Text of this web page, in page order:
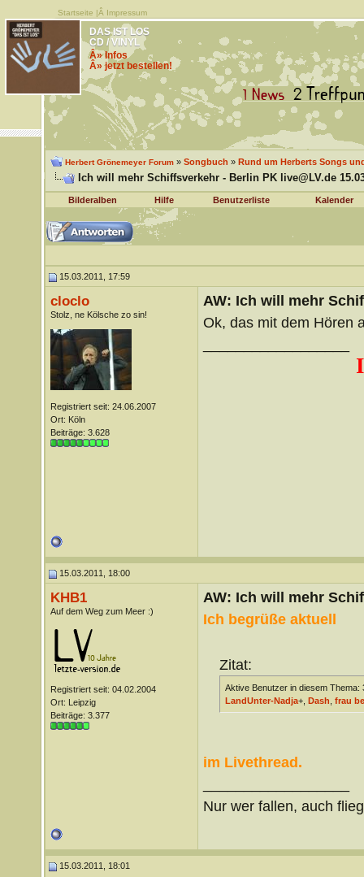
Startseite |Â Impressum
DAS IST LOS
CD / VINYL
Â» Infos
Â» jetzt bestellen!
Herbert Grönemeyer Forum» Songbuch » Rund um Herberts Songs
Ich will mehr Schiffsverkehr - Berlin PK live@LV.de
Bilderalben Hilfe Benutzerliste Kalender
15.03.2011, 17:59
cloclo
Stolz, ne Kölsche zo sin!
Registriert seit: 24.06.2007
Ort: Köln
Beiträge: 3.628
AW: Ich will mehr
Ok, das mit dem Hören
15.03.2011, 18:00
KHB1
Auf dem Weg zum Meer :)
Registriert seit: 04.02.2004
Ort: Leipzig
Beiträge: 3.377
AW: Ich will mehr
Ich begrüße aktuell
Zitat:
Aktive Benutzer in diesem
LandUnter-Nadja+, Dash frau
im Livethread.
Nur wer fallen, auch
15.03.2011, 18:01